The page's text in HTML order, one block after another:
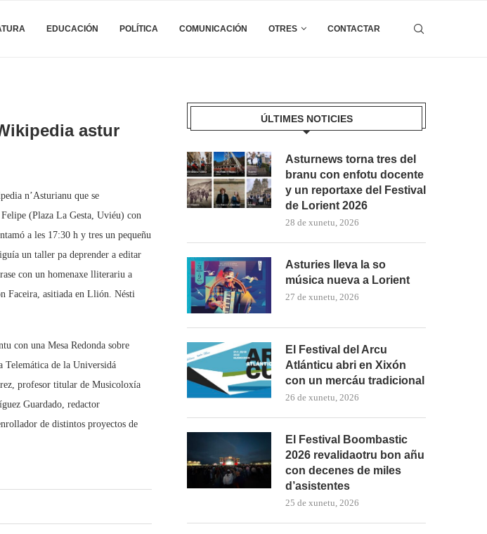
EDUCACIÓN POLÍTICA COMUNICACIÓN OTRES CONTACTAR
astur
n’Asturianu que se
(Plaza La Gesta, Uviéu) con
a les 17:30 h y tres un pequeñu
un taller pa deprender a editar
con un homenaxe lliterariu a
Faceira, asitiada en Llión. Nésti
con una Mesa Redonda sobre
Telemática de la Universidá
profesor titular de Musicoloxía
Guardado, redactor
de distintos proyectos de
ÚLTIMES NOTICIES
Asturnews torna tres del
branu con enfotu docente
y un reportaxe del Festival
de Lorient 2026
28 de xunetu, 2026
Asturies lleva la so
música nueva a Lorient
27 de xunetu, 2026
El Festival del Arcu
Atlánticu abri en Xixón
con un mercáu tradicional
26 de xunetu, 2026
El Festival Boombastic
2026 revalidaotru bon añu
con decenes de miles
d’asistentes
25 de xunetu, 2026